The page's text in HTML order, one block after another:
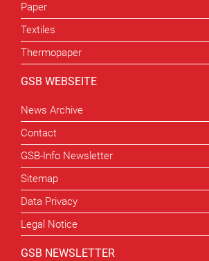
Paper
Textiles
Thermopaper
GSB WEBSEITE
News Archive
Contact
GSB-Info Newsletter
Sitemap
Data Privacy
Legal Notice
GSB NEWSLETTER